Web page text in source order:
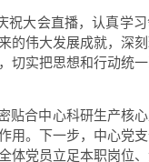
大会直播，认真学
的伟大发展成就，深
切实把思想和行动统
贴合中心科研生产核
用。下一步，中心党
体党员立足本职岗位